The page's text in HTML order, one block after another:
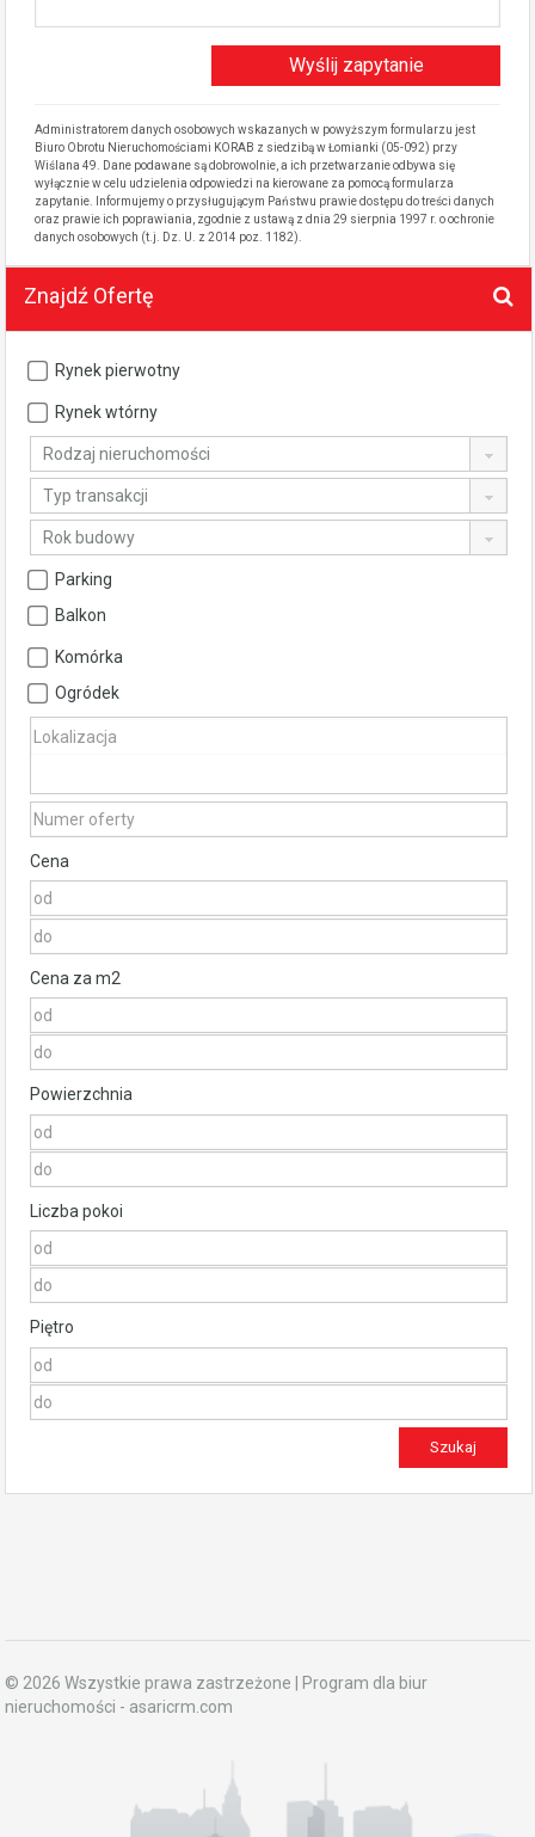
Administratorem danych osobowych wskazanych w powyższym formularzu jest
Biuro Obrotu Nieruchomościami KORAB z siedzibą w Łomianki (05-092) przy
Wiślana 49. Dane podawane są dobrowolnie, a ich przetwarzanie odbywa się
wyłącznie w celu udzielenia odpowiedzi na kierowane za pomocą formularza
zapytanie. Informujemy o przysługującym Państwu prawie dostępu do treści danych
oraz prawie ich poprawiania, zgodnie z ustawą z dnia 29 sierpnia 1997 r. o ochronie
danych osobowych (t.j. Dz. U. z 2014 poz. 1182).
Znajdź Ofertę
Rynek pierwotny
Rynek wtórny
Rodzaj nieruchomości
Typ transakcji
Rok budowy
Parking
Balkon
Komórka
Ogródek
Cena
Cena za m2
Powierzchnia
Liczba pokoi
Piętro
© 2026 Wszystkie prawa zastrzeżone | Program dla biur
nieruchomości - asaricrm.com